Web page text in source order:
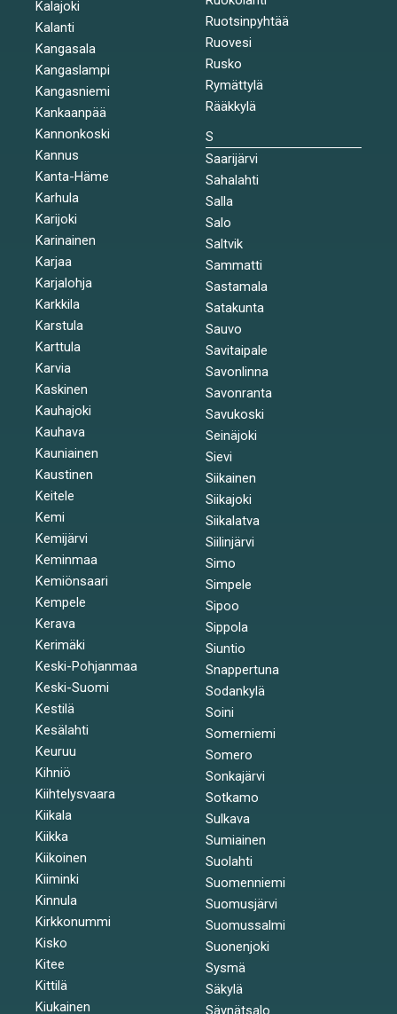
Kalajoki
Kalanti
Kangasala
Kangaslampi
Kangasniemi
Kankaanpää
Kannonkoski
Kannus
Kanta-Häme
Karhula
Karijoki
Karinainen
Karjaa
Karjalohja
Karkkila
Karstula
Karttula
Karvia
Kaskinen
Kauhajoki
Kauhava
Kauniainen
Kaustinen
Keitele
Kemi
Kemijärvi
Keminmaa
Kemiönsaari
Kempele
Kerava
Kerimäki
Keski-Pohjanmaa
Keski-Suomi
Kestilä
Kesälahti
Keuruu
Kihniö
Kiihtelysvaara
Kiikala
Kiikka
Kiikoinen
Kiiminki
Kinnula
Kirkkonummi
Kisko
Kitee
Kittilä
Kiukainen
Ruotsinpyhtää
Ruovesi
Rusko
Rymättylä
Rääkkylä
S
Saarijärvi
Sahalahti
Salla
Salo
Saltvik
Sammatti
Sastamala
Satakunta
Sauvo
Savitaipale
Savonlinna
Savonranta
Savukoski
Seinäjoki
Sievi
Siikainen
Siikajoki
Siikalatva
Siilinjärvi
Simo
Simpele
Sipoo
Sippola
Siuntio
Snappertuna
Sodankylä
Soini
Somerniemi
Somero
Sonkajärvi
Sotkamo
Sulkava
Sumiainen
Suolahti
Suomenniemi
Suomusjärvi
Suomussalmi
Suonenjoki
Sysmä
Säkylä
Säynätsalo